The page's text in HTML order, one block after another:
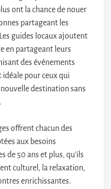
ont la chance de nouer
partageant les
guides locaux ajoutent
en partageant leurs
des événements
pour ceux qui
destination sans
offrent chacun des
aux besoins
de 50 ans et plus, qu’ils
culturel, la relaxation,
enrichissantes.